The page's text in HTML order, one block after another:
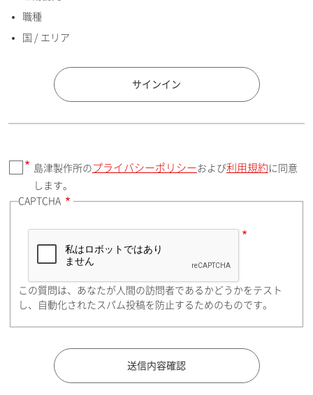
国 / エリア
郵便番号（勤務先）
住所検索
都道府県（勤務先）
職種
国 / エリア
サインイン
島津製作所の プライバシーポリシー および利用規約 に同意
します。
CAPTCHA
この質問は、あなたが人間の訪問者であるかどうかをテスト
し、自動化されたスパム投稿を防止するためのものです。